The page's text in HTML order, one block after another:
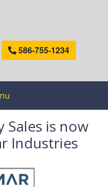
586-755-1234
Sales is now
Industries